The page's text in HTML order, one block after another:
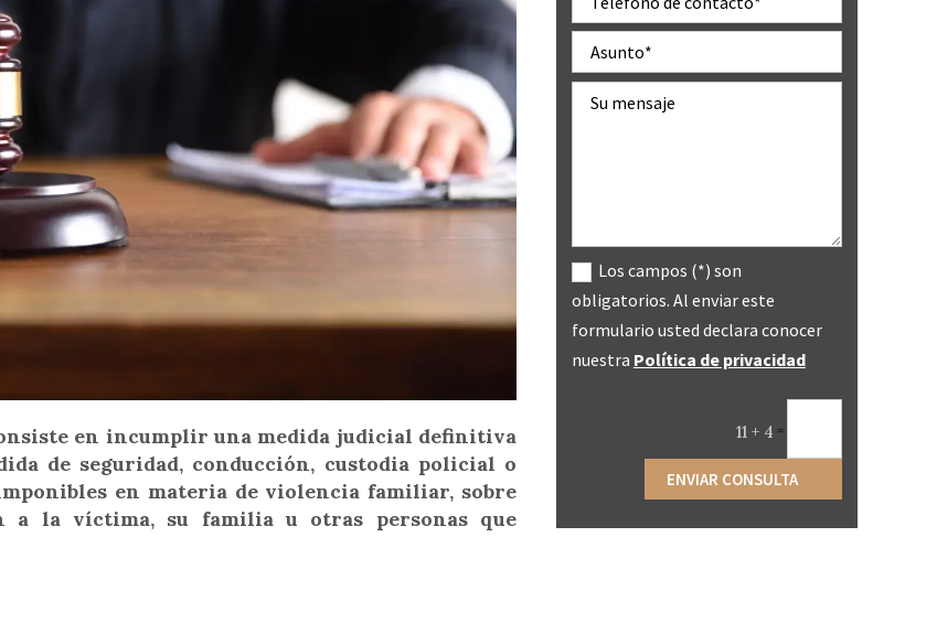
en incumplir una medida judicial definitiva
de seguridad, conducción, custodia policial o
en materia de violencia familiar, sobre
a la víctima, su familia u otras personas que
Los campos (*) son
obligatorios. Al enviar este
formulario usted declara conocer
nuestra Política de privacidad
11 + 4 =
ENVIAR CONSULTA